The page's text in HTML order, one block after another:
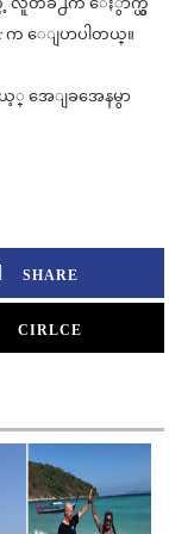
က ေျပာပါတယ္။
ယ့္ အေျခအေနမွာ
SHARE
CIRLCE